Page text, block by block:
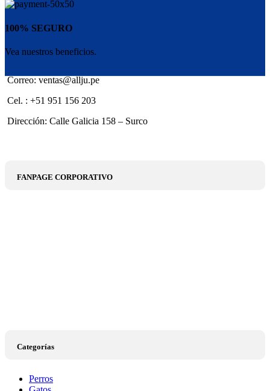
100% SEGURO
Vea nuestros beneficios.
Correo: ventas@allju.pe
Cel. : +51 951 156 203
Dirección: Calle Galicia 158 – Surco
FANPAGE CORPORATIVO
Categorías
Perros